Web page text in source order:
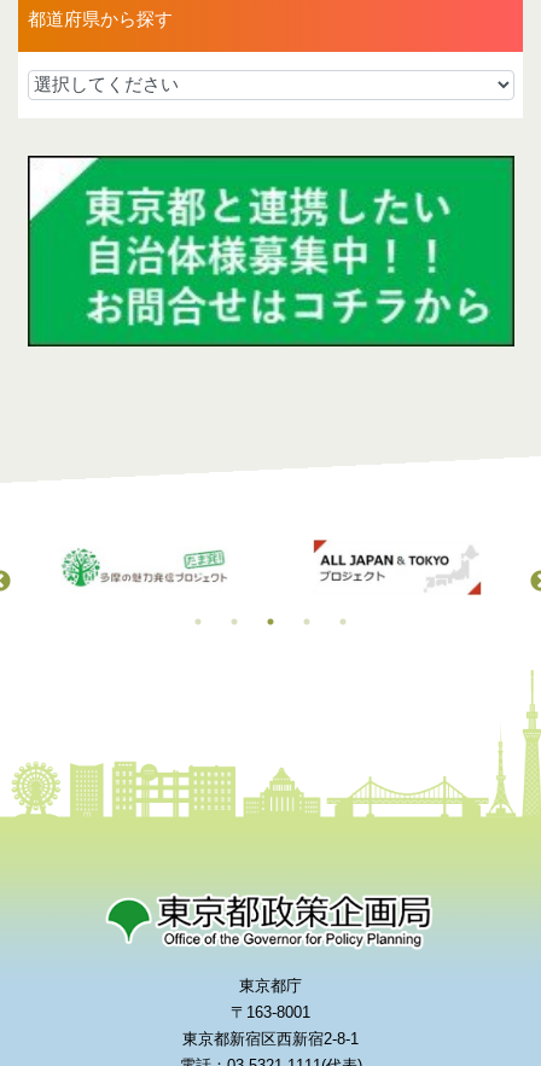
都道府県から探す
東京都庁
〒163-8001
東京都新宿区西新宿2-8-1